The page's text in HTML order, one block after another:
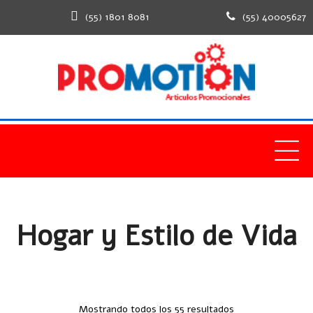
(55) 1801 8081 (55) 40005627
Hogar y Estilo de Vida
Mostrando todos los 55 resultados